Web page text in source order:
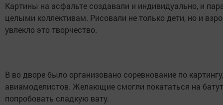
Картины на асфальте создавали и индивидуально, и
целыми коллективам. Рисовали не только дети, но и
увлекло это творчество.
В во дворе было организовано соревнование по
авиамоделистов. Желающие смогли покататься на
попробовать сладкую вату.